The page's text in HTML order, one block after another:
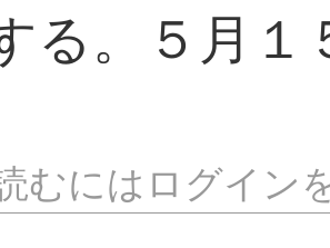
る。５月１
むにはログイン